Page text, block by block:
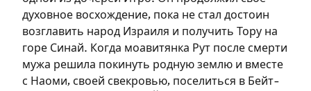
духовное восхождение, пока не стал достоин
возглавить народ Израиля и получить Тору на
горе Синай. Когда моавитянка Рут после смерти
мужа решила покинуть родную землю и вместе
с Наоми, своей свекровью, поселиться в Бейт-